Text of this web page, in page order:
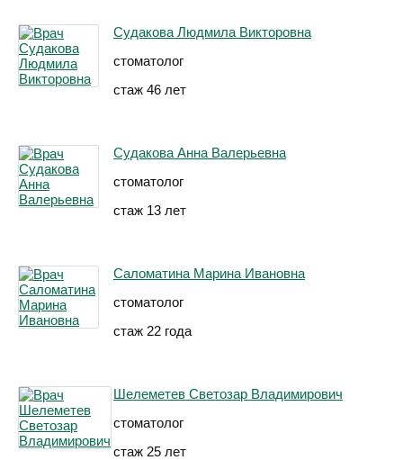
Судакова Людмила Викторовна
стоматолог
стаж 46 лет
Судакова Анна Валерьевна
стоматолог
стаж 13 лет
Саломатина Марина Ивановна
стоматолог
стаж 22 года
Шелеметев Светозар Владимирович
стоматолог
стаж 25 лет